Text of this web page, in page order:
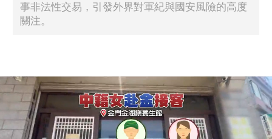
事非法性交易，引發外界對軍紀與國安風險的高度
關注。